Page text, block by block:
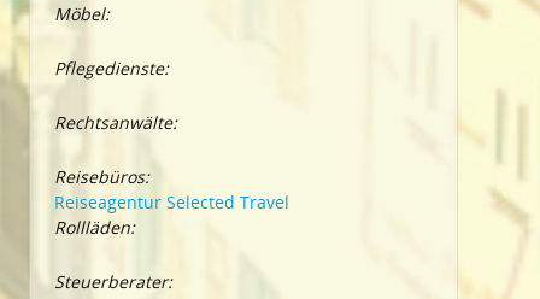
Möbel:
Pflegedienste:
Rechtsanwälte:
Reisebüros:
Reiseagentur Selected Travel
Rollläden:
Steuerberater: